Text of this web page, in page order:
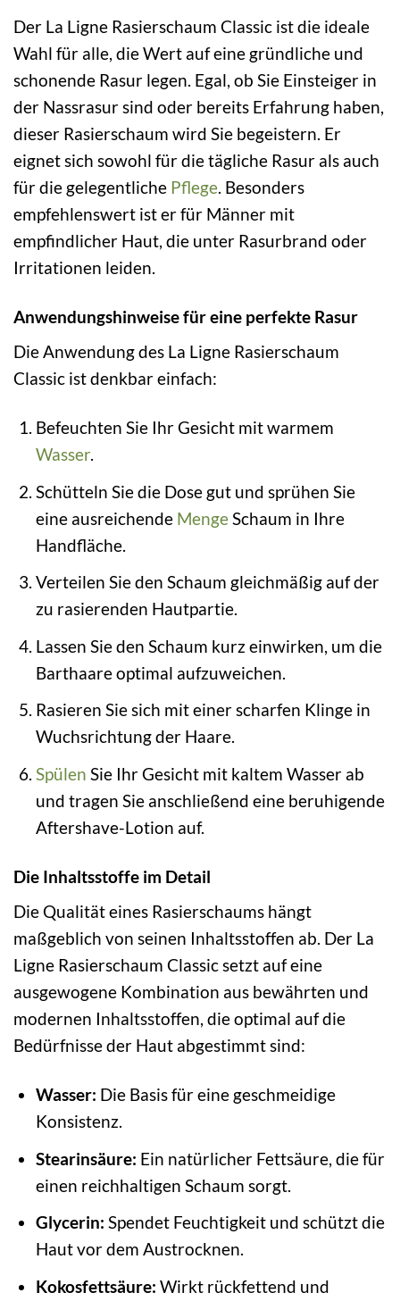
Der La Ligne Rasierschaum Classic ist die ideale
Wahl für alle, die Wert auf eine gründliche und
schonende Rasur legen. Egal, ob Sie Einsteiger in
der Nassrasur sind oder bereits Erfahrung haben,
dieser Rasierschaum wird Sie begeistern. Er
eignet sich sowohl für die tägliche Rasur als auch
für die gelegentliche Pflege. Besonders
empfehlenswert ist er für Männer mit
empfindlicher Haut, die unter Rasurbrand oder
Irritationen leiden.
Anwendungshinweise für eine perfekte Rasur
Die Anwendung des La Ligne Rasierschaum
Classic ist denkbar einfach:
Befeuchten Sie Ihr Gesicht mit warmem
Wasser.
Schütteln Sie die Dose gut und sprühen Sie
eine ausreichende MengeSchaum in Ihre
Handfläche.
Verteilen Sie den Schaum gleichmäßig auf der
zu rasierenden Hautpartie.
Lassen Sie den Schaum kurz einwirken, um die
Barthaare optimal aufzuweichen.
Rasieren Sie sich mit einer scharfen Klinge in
Wuchsrichtung der Haare.
Spülen Sie Ihr Gesicht mit kaltem Wasser ab
und tragen Sie anschließend eine beruhigende
Aftershave-Lotion auf.
Die Inhaltsstoffe im Detail
Die Qualität eines Rasierschaums hängt
maßgeblich von seinen Inhaltsstoffen ab. Der La
Ligne Rasierschaum Classic setzt auf eine
ausgewogene Kombination aus bewährten und
modernen Inhaltsstoffen, die optimal auf die
Bedürfnisse der Haut abgestimmt sind:
Wasser: Die Basis für eine geschmeidige
Konsistenz.
Stearinsäure: Ein natürlicher Fettsäure, die für
einen reichhaltigen Schaum sorgt.
Glycerin: Spendet Feuchtigkeit und schützt die
Haut vor dem Austrocknen.
Kokosfettsäure: Wirkt rückfettend und